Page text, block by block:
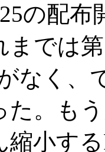
の配布
までは
なく、
た。も
縮小す